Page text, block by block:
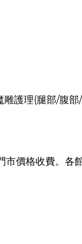
雕護理(腿部/腹部/
價格收費。各